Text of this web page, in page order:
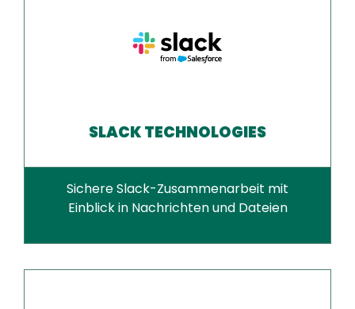
SLACK TECHNOLOGIES
Sichere Slack-Zusammenarbeit mit
Einblick in Nachrichten und Dateien